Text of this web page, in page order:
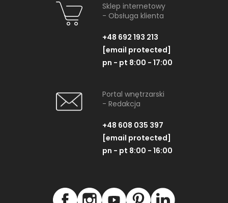
ZOBACZ PRODUKT
NAJNOWSZE ARTYKUŁY
Sklep internetowy
- Obsługa klienta
+48 692 193 213
[email protected]
pn - pt 8:00 - 17:00
Portal wnętrzarski
- Redakcja
+48 608 035 397
[email protected]
pn - pt 8:00 - 16:00